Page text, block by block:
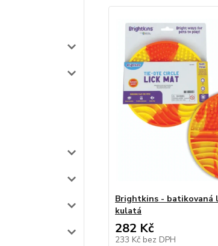
Brightkins - batikovaná
kulatá
282 Kč
233 Kč bez DPH